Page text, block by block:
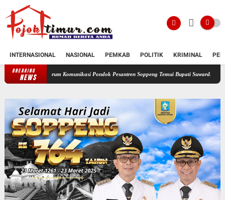
INTERNASIONAL NASIONAL PEMKAB POLITIK KRIMINAL
BREAKING
NEWS
Forum Komunikasi Pondok Pesantren Soppeng Temui Bupati Suwardi Haseng Serahkan